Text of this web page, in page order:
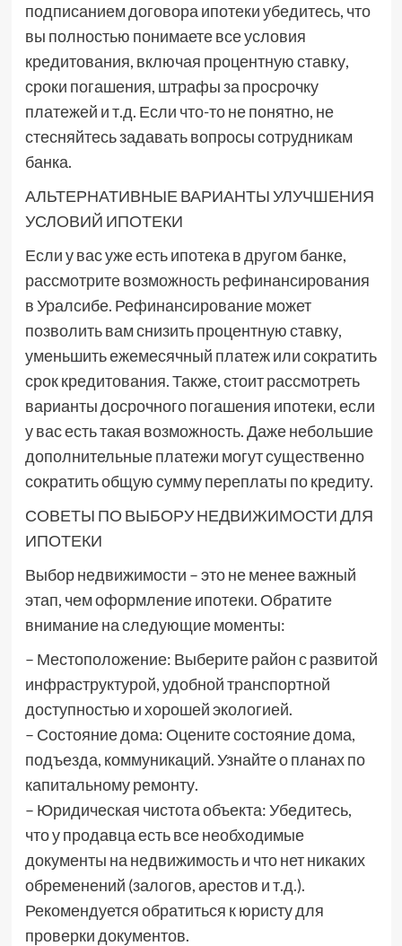
подписанием договора ипотеки убедитесь, что
вы полностью понимаете все условия
кредитования, включая процентную ставку,
сроки погашения, штрафы за просрочку
платежей и т.д. Если что-то не понятно, не
стесняйтесь задавать вопросы сотрудникам
банка.
АЛЬТЕРНАТИВНЫЕ ВАРИАНТЫ УЛУЧШЕНИЯ
УСЛОВИЙ ИПОТЕКИ
Если у вас уже есть ипотека в другом банке,
рассмотрите возможность рефинансирования
в Уралсибе. Рефинансирование может
позволить вам снизить процентную ставку,
уменьшить ежемесячный платеж или сократить
срок кредитования. Также, стоит рассмотреть
варианты досрочного погашения ипотеки, если
у вас есть такая возможность. Даже небольшие
дополнительные платежи могут существенно
сократить общую сумму переплаты по кредиту.
СОВЕТЫ ПО ВЫБОРУ НЕДВИЖИМОСТИ ДЛЯ
ИПОТЕКИ
Выбор недвижимости – это не менее важный
этап, чем оформление ипотеки. Обратите
внимание на следующие моменты:
– Местоположение: Выберите район с развитой
инфраструктурой, удобной транспортной
доступностью и хорошей экологией.
– Состояние дома: Оцените состояние дома,
подъезда, коммуникаций. Узнайте о планах по
капитальному ремонту.
– Юридическая чистота объекта: Убедитесь,
что у продавца есть все необходимые
документы на недвижимость и что нет никаких
обременений (залогов, арестов и т.д.).
Рекомендуется обратиться к юристу для
проверки документов.